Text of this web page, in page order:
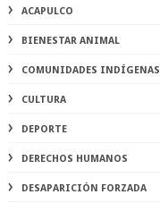
ACAPULCO
BIENESTAR ANIMAL
COMUNIDADES INDÍGENAS
CULTURA
DEPORTE
DERECHOS HUMANOS
DESAPARICIÓN FORZADA